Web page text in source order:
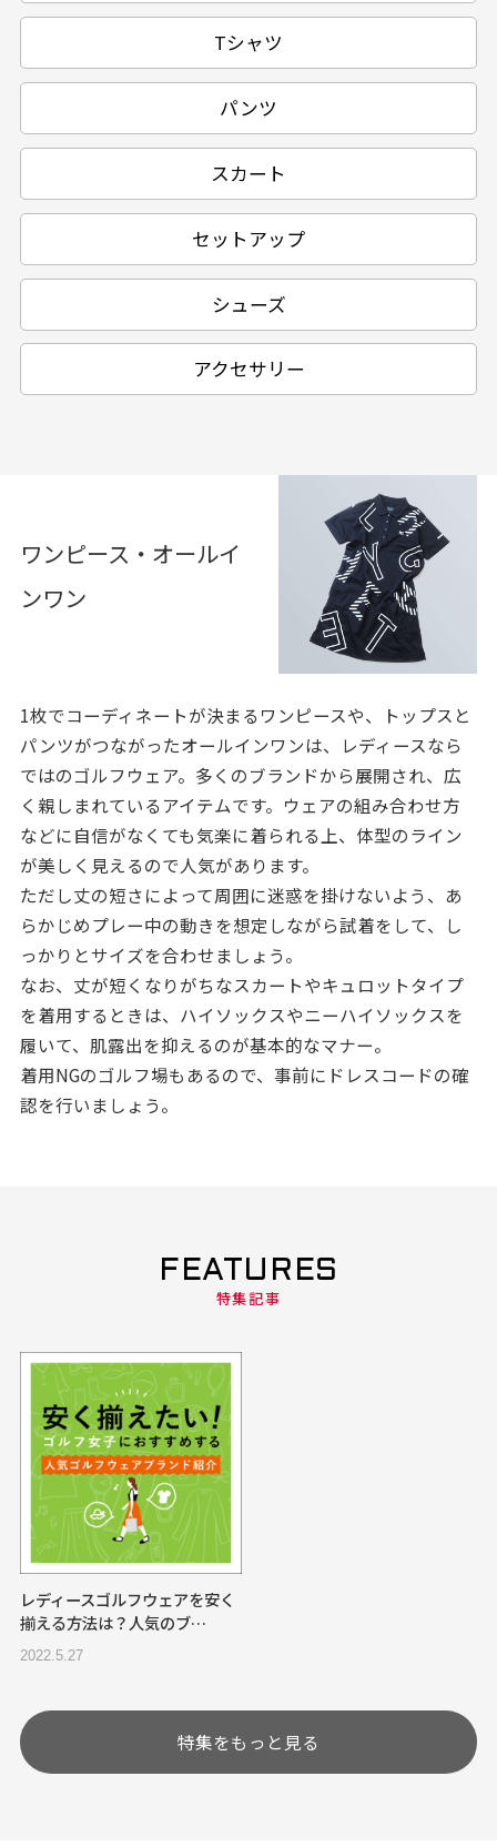
Tシャツ
パンツ
スカート
セットアップ
シューズ
アクセサリー
ワンピース・オールイ
ンワン
1枚でコーディネートが決まるワンピースや、トップスと
パンツがつながったオールインワンは、レディースなら
ではのゴルフウェア。多くのブランドから展開され、広
く親しまれているアイテムです。ウェアの組み合わせ方
などに自信がなくても気楽に着られる上、体型のライン
が美しく見えるので人気があります。
ただし丈の短さによって周囲に迷惑を掛けないよう、あ
らかじめプレー中の動きを想定しながら試着をして、し
っかりとサイズを合わせましょう。
なお、丈が短くなりがちなスカートやキュロットタイプ
を着用するときは、ハイソックスやニーハイソックスを
履いて、肌露出を抑えるのが基本的なマナー。
着用NGのゴルフ場もあるので、事前にドレスコードの確
認を行いましょう。
FEATURES
特集記事
レディースゴルフウェアを安く
揃える方法は？人気のブ…
2022.5.27
特集をもっと見る